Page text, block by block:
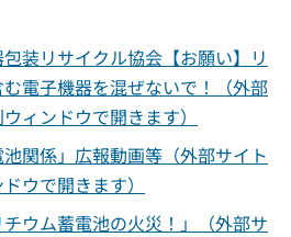
装リサイクル協会【お願い】リ
電子機器を混ぜないで！（外部
ィンドウで開きます）
関係」広報動画等（外部サイト
ウで開きます）
ウム蓄電池の火災！」（外部サ